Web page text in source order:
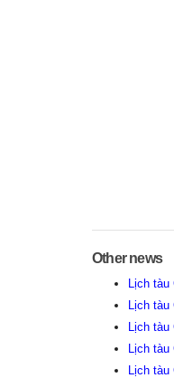
Other news
Lịch
Lịch
Lịch
Lịch
Lịch